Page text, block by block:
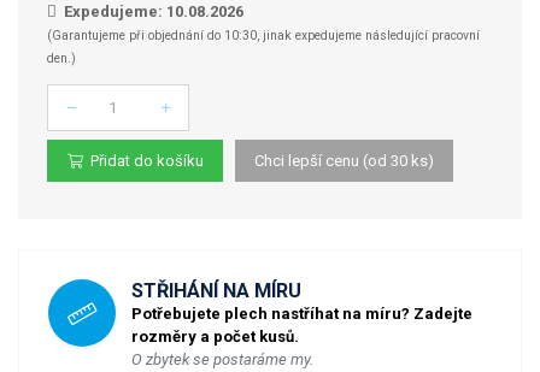
Expedujeme: 10.08.2026
(Garantujeme při objednání do 10:30, jinak expedujeme následující pracovní
den.)
Přidat do košíku Chci lepší cenu (od 30 ks)
STŘIHÁNÍ NA MÍRU
Potřebujete plech nastříhat na míru? Zadejte
rozměry a počet kusů.
O zbytek se postaráme my.